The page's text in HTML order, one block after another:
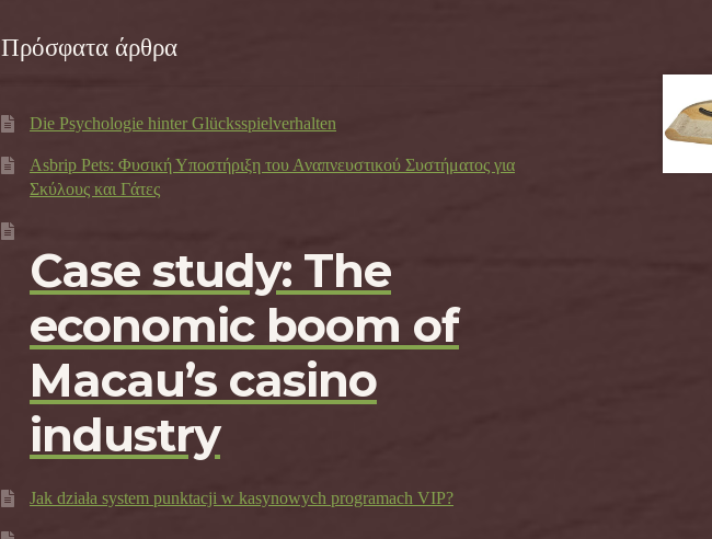
Πρόσφατα άρθρα
Die Psychologie hinter Glücksspielverhalten
Asbrip Pets: Φυσική Υποστήριξη του Αναπνευστικού Συστήματος για
Σκύλους και Γάτες
Case study: The
economic boom of
Macau’s casino
industry
Jak działa system punktacji w kasynowych programach VIP?